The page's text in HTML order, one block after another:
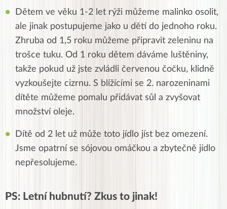
Dětem ve věku 1-2 let rýži můžeme malinko osolit,
ale jinak postupujeme jako u dětí do jednoho roku.
Zhruba od 1,5 roku můžeme připravit zeleninu na
trošce tuku. Od 1 roku dětem dáváme luštěniny,
takže pokud už jste zvládli červenou čočku, klidně
vyzkoušejte cizrnu. S blížícími se 2. narozeninami
dítěte můžeme pomalu přidávat sůl a zvyšovat
množství oleje.
Dítě od 2 let už může toto jídlo jíst bez omezení.
Jsme opatrní se sójovou omáčkou a zbytečně jídlo
nepřesolujeme.
PS: Letní hubnutí? Zkus to jinak!